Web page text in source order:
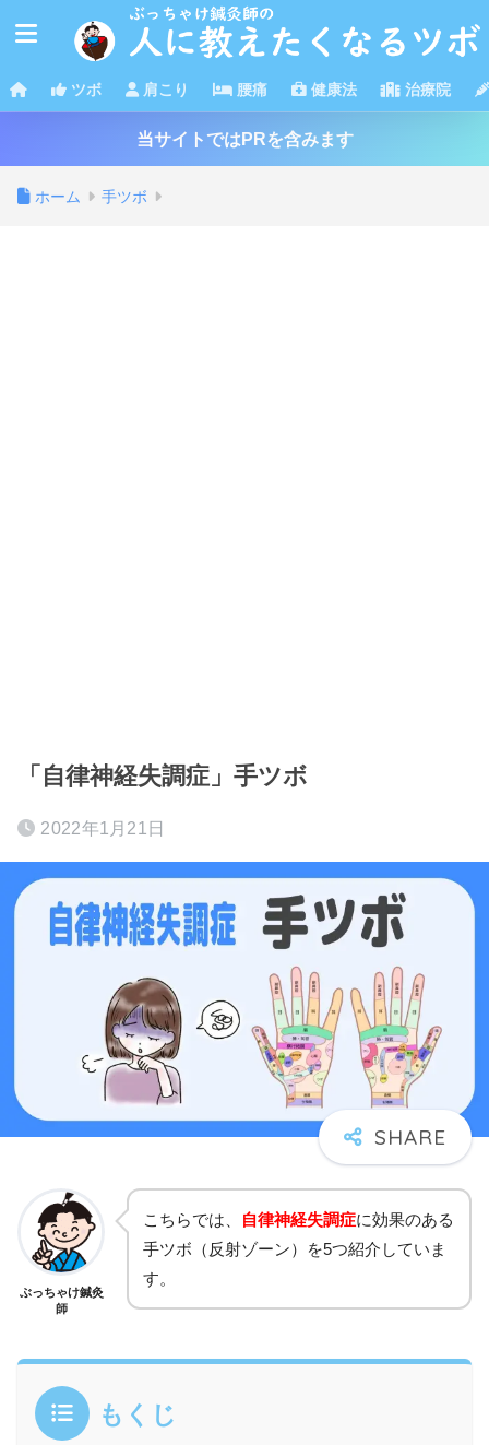
ツボ 肩こり 腰痛 健康法 治療院
当サイトではPRを含みます
ホーム 手ツボ
「自律神経失調症」手ツボ
2022年1月21日
ぶっちゃけ鍼灸
師
こちらでは、 自律神経失調症に効果のある
手ツボ（反射ゾーン）を5つ紹介していま
す。
もくじ